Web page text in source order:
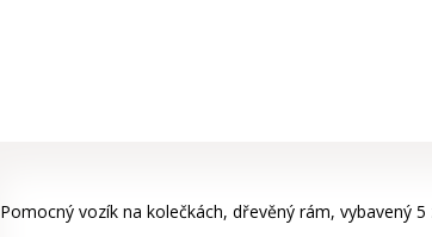
Pomocný vozík na kolečkách, dřevěný rám, vybavený